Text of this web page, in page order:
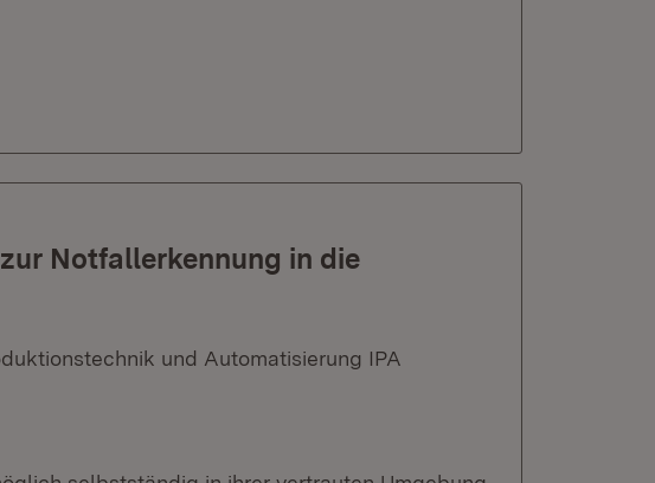
Notfallerkennung in die
und Automatisierung IPA